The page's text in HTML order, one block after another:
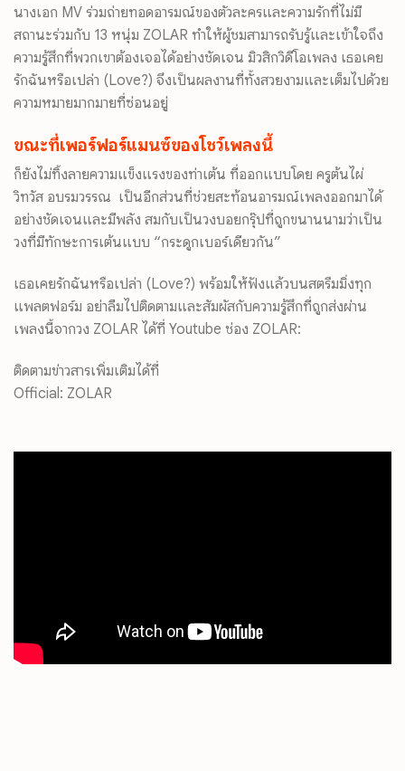
นางเอก MV ร่วมถ่ายทอดอารมณ์ของตัวละครและความรักที่ไม่มี
สถานะร่วมกับ 13 หนุ่ม ZOLAR ทำให้ผู้ชมสามารถรับรู้และเข้าใจถึง
ความรู้สึกที่พวกเขาต้องเจอได้อย่างชัดเจน มิวสิกวิดีโอเพลง เธอเคย
รักฉันหรือเปล่า (Love?) จึงเป็นผลงานที่ทั้งสวยงามและเต็มไปด้วย
ความหมายมากมายที่ซ่อนอยู่
ขณะที่เพอร์ฟอร์แมนซ์ของโชว์เพลงนี้
ก็ยังไม่ทิ้งลายความแข็งแรงของท่าเต้น ที่ออกแบบโดย ครูต้นไผ่
วิทวัส อบรมวรรณ เป็นอีกส่วนที่ช่วยสะท้อนอารมณ์เพลงออกมาได้
อย่างชัดเจนและมีพลัง สมกับเป็นวงบอยกรุ๊ปที่ถูกขนานนามว่าเป็น
วงที่มีทักษะการเต้นแบบ “กระดูกเบอร์เดียวกัน”
เธอเคยรักฉันหรือเปล่า (Love?) พร้อมให้ฟังแล้วบนสตรีมมิ่งทุก
แพลตฟอร์ม อย่าลืมไปติดตามและสัมผัสกับความรู้สึกที่ถูกส่งผ่าน
เพลงนี้จากวง ZOLAR ได้ที่ Youtube ช่อง ZOLAR:
ติดตามข่าวสารเพิ่มเติมได้ที่
Official: ZOLAR